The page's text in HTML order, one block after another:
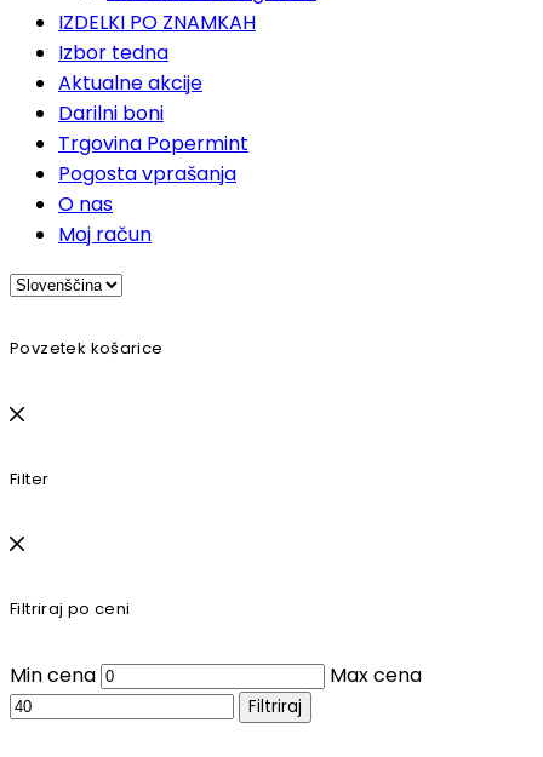
IZDELKI PO ZNAMKAH
Izbor tedna
Aktualne akcije
Darilni boni
Trgovina Popermint
Pogosta vprašanja
O nas
Moj račun
Povzetek košarice
Filter
Filtriraj po ceni
Min cena Max cena
Filtriraj